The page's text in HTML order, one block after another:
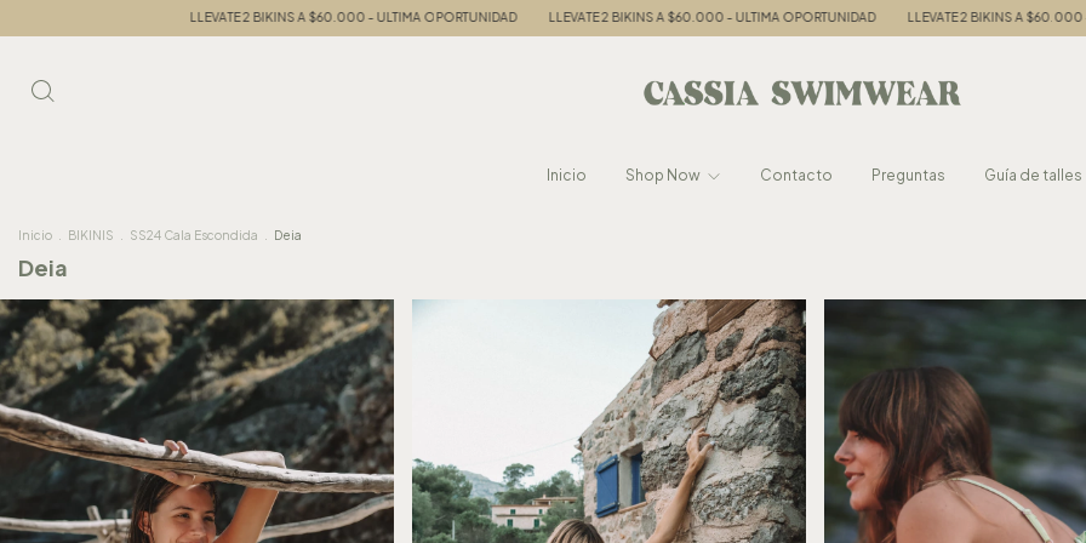
LLEVATE 2 BIKINS A $60.000 - ULTIMA OPORTUNIDAD LLEVATE 2 BIKINS A $60.000 - ULTIMA OPORTUNIDAD LLEVATE 2 BIKINS A $60.000 - ULTIMA
Inicio Shop Now Contacto Preguntas Guía de talles
Inicio BIKINIS SS24 Cala Escondida Deia
Deia